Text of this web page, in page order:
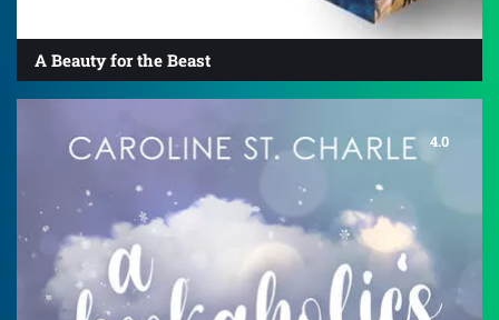
A Beauty for the Beast
4.0